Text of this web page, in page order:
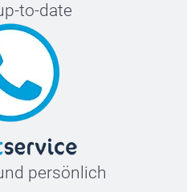
to-date
persönlich